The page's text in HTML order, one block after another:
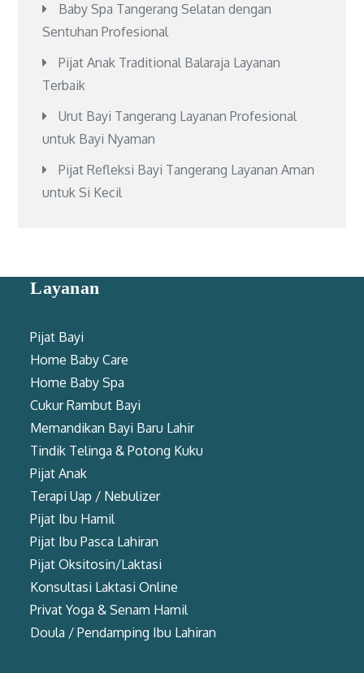
Baby Spa Tangerang Selatan dengan
Sentuhan Profesional
Pijat Anak Traditional Balaraja Layanan
Terbaik
Urut Bayi Tangerang Layanan Profesional
untuk Bayi Nyaman
Pijat Refleksi Bayi Tangerang Layanan Aman
untuk Si Kecil
Layanan
Pijat Bayi
Home Baby Care
Home Baby Spa
Cukur Rambut Bayi
Memandikan Bayi Baru Lahir
Tindik Telinga & Potong Kuku
Pijat Anak
Terapi Uap / Nebulizer
Pijat Ibu Hamil
Pijat Ibu Pasca Lahiran
Pijat Oksitosin/Laktasi
Konsultasi Laktasi Online
Privat Yoga & Senam Hamil
Doula / Pendamping Ibu Lahiran